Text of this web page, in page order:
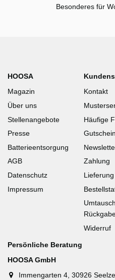
Besonderes für
HOOSA
Magazin
Über uns
Stellenangebote
Presse
Batterieentsorgung
AGB
Datenschutz
Impressum
Kontakt
Häufige
Gutschein
Zahlung
Lieferung
Widerruf
Persönliche Beratung
HOOSA GmbH
Immengarten 4, 30926 Seelze